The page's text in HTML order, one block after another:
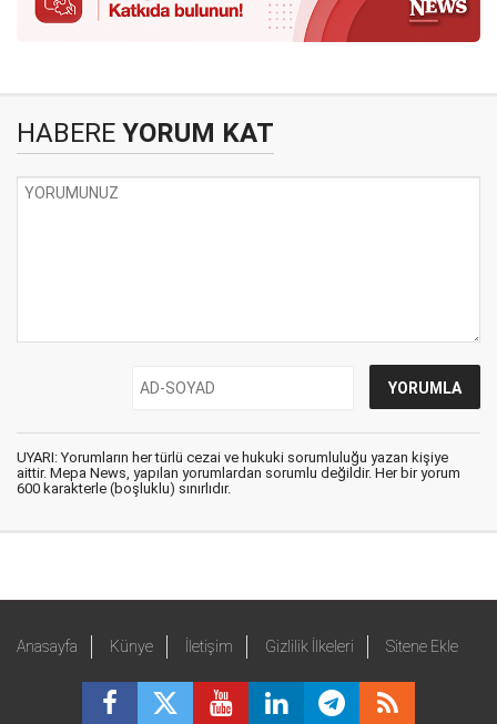
HABERE YORUM KAT
UYARI: Yorumların her türlü cezai ve hukuki sorumluluğu yazan kişiye
aittir. Mepa News, yapılan yorumlardan sorumlu değildir. Her bir yorum
600 karakterle (boşluklu) sınırlıdır.
Anasayfa Künye İletişim Gizlilik İlkeleri Sitene Ekle